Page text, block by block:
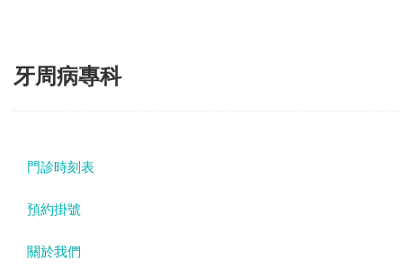
牙周病專科
門診時刻表
預約掛號
關於我們